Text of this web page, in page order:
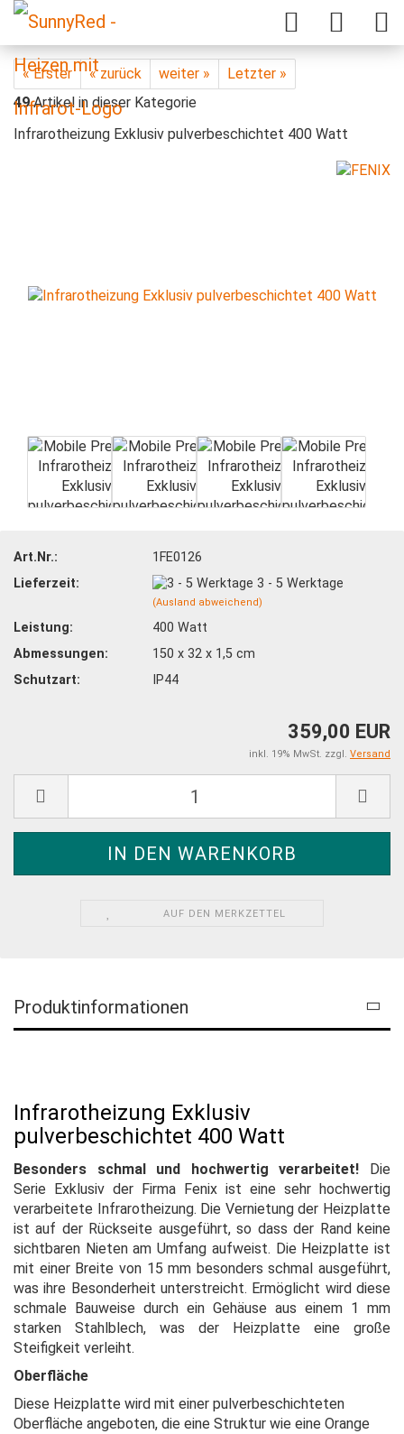
« Erster « zurück weiter »
Letzter »
49Artikel in dieser Kategorie
Infrarotheizung Exklusiv pulverbeschichtet 400 Watt
Art.Nr.:
1FE0126
Lieferzeit:
3 - 5 Werktage
(Ausland abweichend)
Leistung:
400 Watt
Abmessungen:
150 x 32 x 1,5 cm
Schutzart:
IP44
359,00 EUR
inkl. 19% MwSt. zzgl. Versand
AUF DEN MERKZETTEL
Produktinformationen
Infrarotheizung Exklusiv
pulverbeschichtet 400 Watt
Besonders schmal und hochwertig verarbeitet! Die
Serie Exklusiv der Firma Fenix ist eine sehr hochwertig
verarbeitete Infrarotheizung. Die Vernietung der Heizplatte
ist auf der Rückseite ausgeführt, so dass der Rand keine
sichtbaren Nieten am Umfang aufweist. Die Heizplatte ist
mit einer Breite von 15 mm besonders schmal ausgeführt,
was ihre Besonderheit unterstreicht. Ermöglicht wird diese
schmale Bauweise durch ein Gehäuse aus einem 1 mm
starken Stahlblech, was der Heizplatte eine große
Steifigkeit verleiht.
Oberfläche
Diese Heizplatte wird mit einer pulverbeschichteten
Oberfläche angeboten, die eine Struktur wie eine Orange